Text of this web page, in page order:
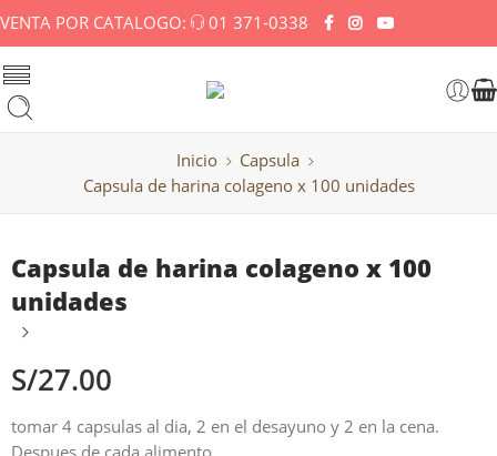
VENTA POR CATALOGO: 01 371-0338
Inicio
Capsula
Capsula de harina colageno x 100 unidades
Capsula de harina colageno x 100
unidades
S/27.00
tomar 4 capsulas al dia, 2 en el desayuno y 2 en la cena.